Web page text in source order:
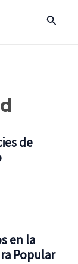
Buscar
de
en la
Popular